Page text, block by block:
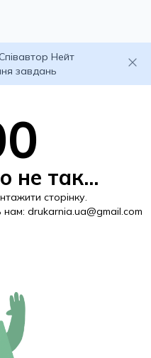
Співавтор Нейт
завдань
не так...
сторінку.
нам: drukarnia.ua@gmail.com